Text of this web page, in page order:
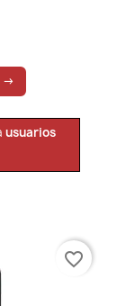
→
usuarios
favorite_border